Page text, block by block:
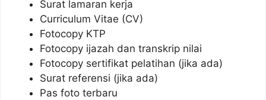
Surat lamaran kerja
Curriculum Vitae (CV)
Fotocopy KTP
Fotocopy ijazah dan transkrip nilai
Fotocopy sertifikat pelatihan (jika ada)
Surat referensi (jika ada)
Pas foto terbaru